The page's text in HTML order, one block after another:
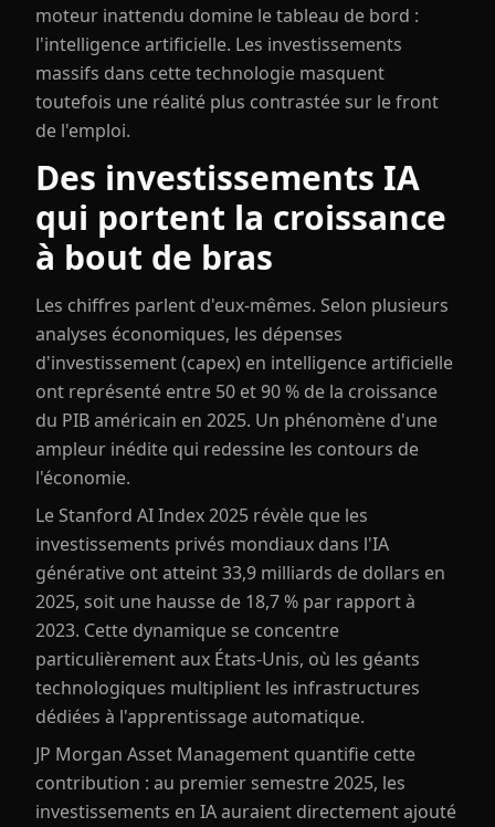
moteur inattendu domine le tableau de bord :
l'intelligence artificielle. Les investissements
massifs dans cette technologie masquent
toutefois une réalité plus contrastée sur le front
de l'emploi.
Des investissements IA
qui portent la croissance
à bout de bras
Les chiffres parlent d'eux-mêmes. Selon plusieurs
analyses économiques, les dépenses
d'investissement (capex) en intelligence artificielle
ont représenté entre 50 et 90 % de la croissance
du PIB américain en 2025. Un phénomène d'une
ampleur inédite qui redessine les contours de
l'économie.
Le Stanford AI Index 2025 révèle que les
investissements privés mondiaux dans l'IA
générative ont atteint 33,9 milliards de dollars en
2025, soit une hausse de 18,7 % par rapport à
2023. Cette dynamique se concentre
particulièrement aux États-Unis, où les géants
technologiques multiplient les infrastructures
dédiées à l'apprentissage automatique.
JP Morgan Asset Management quantifie cette
contribution : au premier semestre 2025, les
investissements en IA auraient directement ajouté